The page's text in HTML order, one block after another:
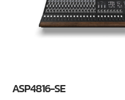
ASP4816-SE